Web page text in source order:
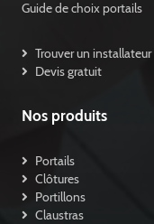
Guide de choix portails
Trouver un installateur
Devis gratuit
Nos produits
Portails
Clôtures
Portillons
Claustras